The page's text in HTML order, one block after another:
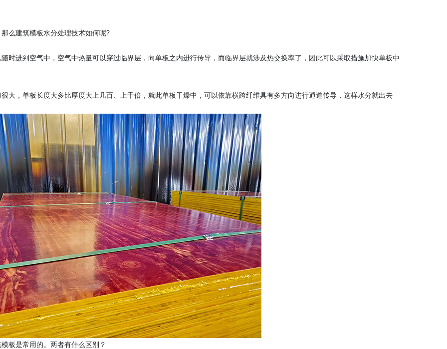
么建筑模板水分处理技术如何呢?
时进到空气中，空气中热量可以穿过临界层，向单板之内进行传导，而临界层就涉及热交换率了，因此可以采取措施加快单板中
大，单板长度大多比厚度大上几百、上千倍，就此单板干燥中，可以依靠横跨纤维具有多方向进行通道传导，这样水分就出去
板是常用的。两者有什么区别？